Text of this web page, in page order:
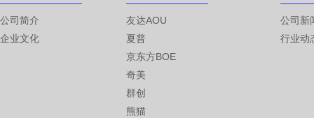
公司简介
企业文化
友达AOU
夏普
京东方BOE
奇美
群创
熊猫
公司新
行业动